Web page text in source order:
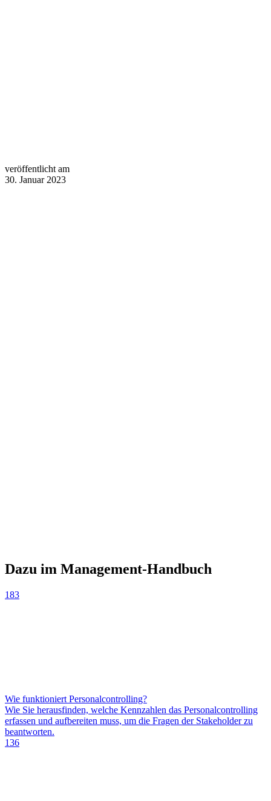
veröffentlicht am
30. Januar 2023
Dazu im Management-Handbuch
183
Wie funktioniert Personalcontrolling?
Wie Sie herausfinden, welche Kennzahlen das Personalcontrolling
erfassen und aufbereiten muss, um die Fragen der Stakeholder zu
beantworten.
136